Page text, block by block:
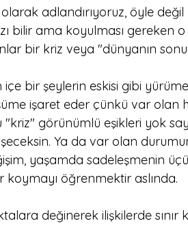
adlandırıyoruz, öyle
bilir ama koyulması gereken o
bir kriz veya "dünyanın
bir şeylerin eskisi gibi
işaret eder çünkü var olan
görünümlü eşikleri yok
Ya da var olan
yaşamda sadeleşmenin
koymayı öğrenmektir aslında.
değinerek ilişkilerde